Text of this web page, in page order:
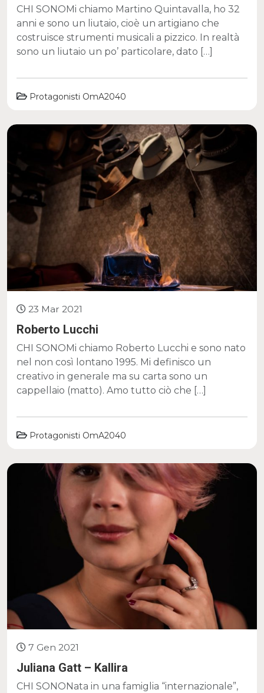
CHI SONOMi chiamo Martino Quintavalla, ho 32
anni e sono un liutaio, cioè un artigiano che
costruisce strumenti musicali a pizzico. In realtà
sono un liutaio un po’ particolare, dato […]
Protagonisti OmA2040
23 Mar 2021
Roberto Lucchi
CHI SONOMi chiamo Roberto Lucchi e sono nato
nel non così lontano 1995. Mi definisco un
creativo in generale ma su carta sono un
cappellaio (matto). Amo tutto ciò che […]
Protagonisti OmA2040
7 Gen 2021
Juliana Gatt – Kallira
CHI SONONata in una famiglia “internazionale”,